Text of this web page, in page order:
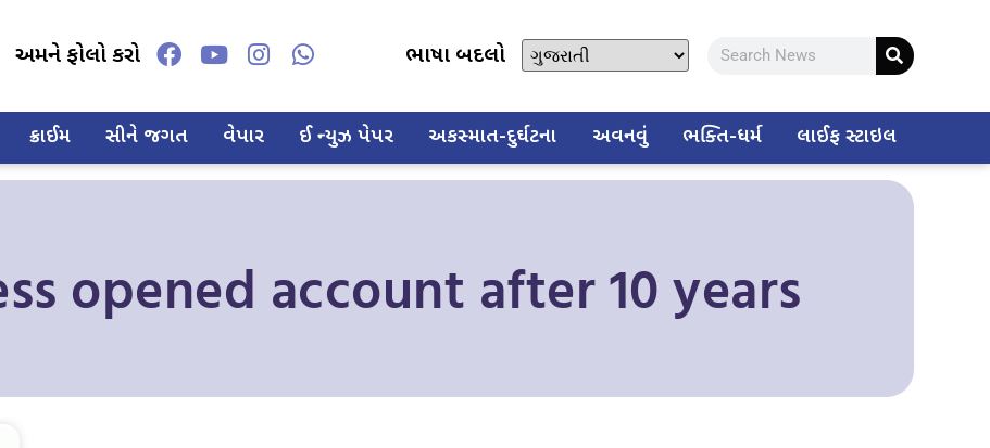
અમને ફોલો કરો ભાષા બદલો
ક્રાઈમ સીને જગત વેપાર ઈ ન્યુઝ પેપર અકસ્માત-દુર્ઘટના અવનવું ભક્તિ-ધર્મ લાઈફ સ્ટાઇલ
opened account after 10 years